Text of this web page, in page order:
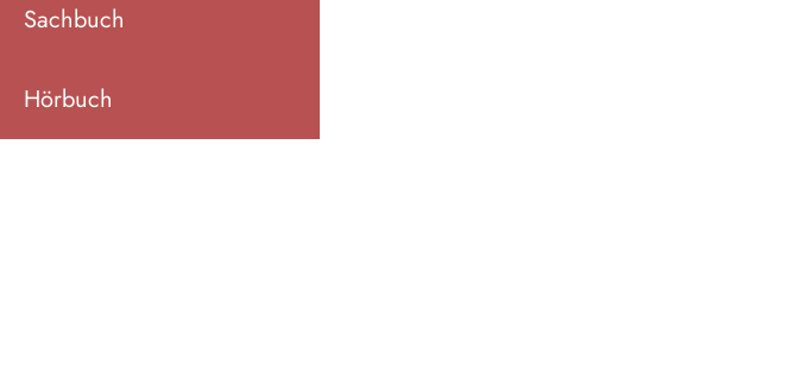
Sachbuch
Hörbuch